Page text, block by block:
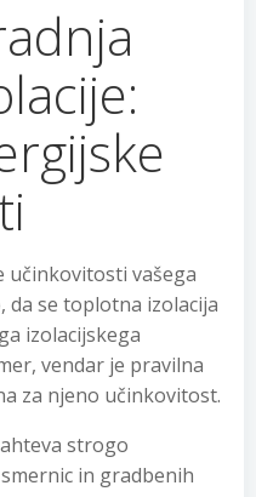
učinkovitosti vašega
da se toplotna izolacija
izolacijskega
vendar je pravilna
za njeno učinkovitost.
strogo
in gradbenih